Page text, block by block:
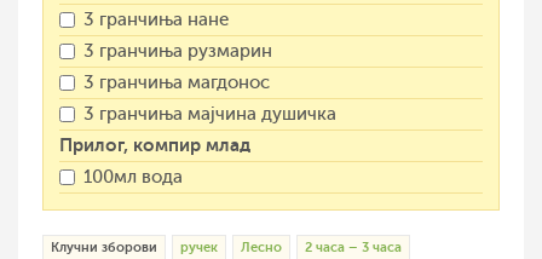
3 гранчиња нане
3 гранчиња рузмарин
3 гранчиња магдонос
3 гранчиња мајчина душичка
Прилог, компир млад
100мл вода
Клучни зборови ручек Лесно 2 часа – 3 часа